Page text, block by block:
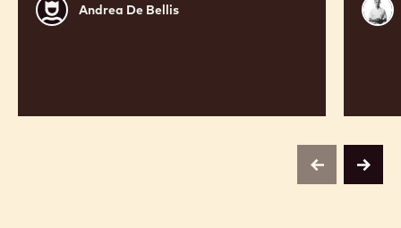
Andrea
De
Andrea De Bellis
Seb
previousnext